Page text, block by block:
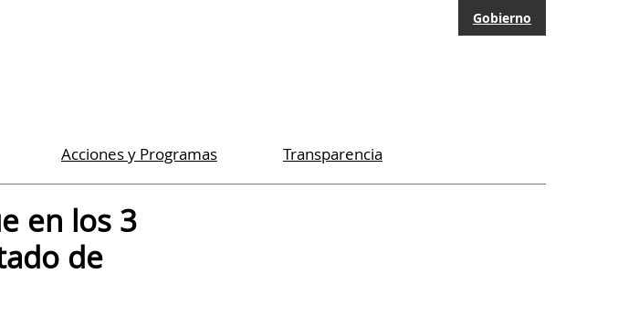
Gobierno
Acciones y Programas Transparencia
en los 3
de